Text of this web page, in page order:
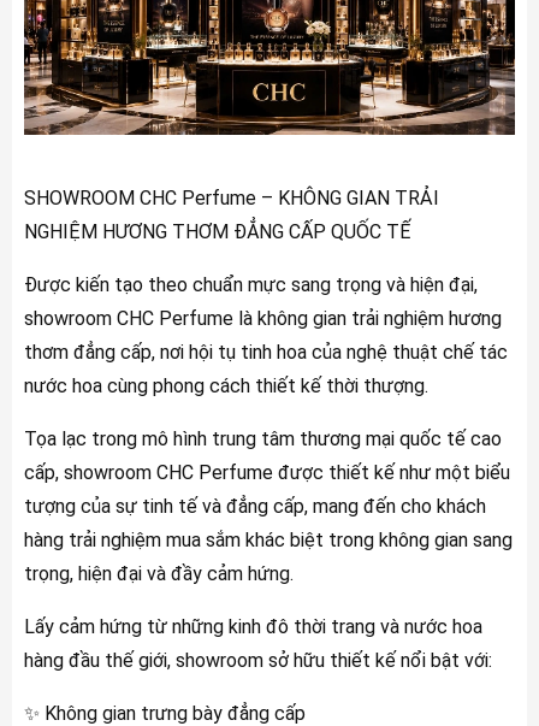
SHOWROOM CHC Perfume – KHÔNG GIAN TRẢI
NGHIỆM HƯƠNG THƠM ĐẲNG CẤP QUỐC TẾ
Được kiến tạo theo chuẩn mực sang trọng và hiện đại,
showroom CHC Perfume là không gian trải nghiệm hương
thơm đẳng cấp, nơi hội tụ tinh hoa của nghệ thuật chế tác
nước hoa cùng phong cách thiết kế thời thượng.
Tọa lạc trong mô hình trung tâm thương mại quốc tế cao
cấp, showroom CHC Perfume được thiết kế như một biểu
tượng của sự tinh tế và đẳng cấp, mang đến cho khách
hàng trải nghiệm mua sắm khác biệt trong không gian sang
trọng, hiện đại và đầy cảm hứng.
Lấy cảm hứng từ những kinh đô thời trang và nước hoa
hàng đầu thế giới, showroom sở hữu thiết kế nổi bật với:
✨ Không gian trưng bày đẳng cấp